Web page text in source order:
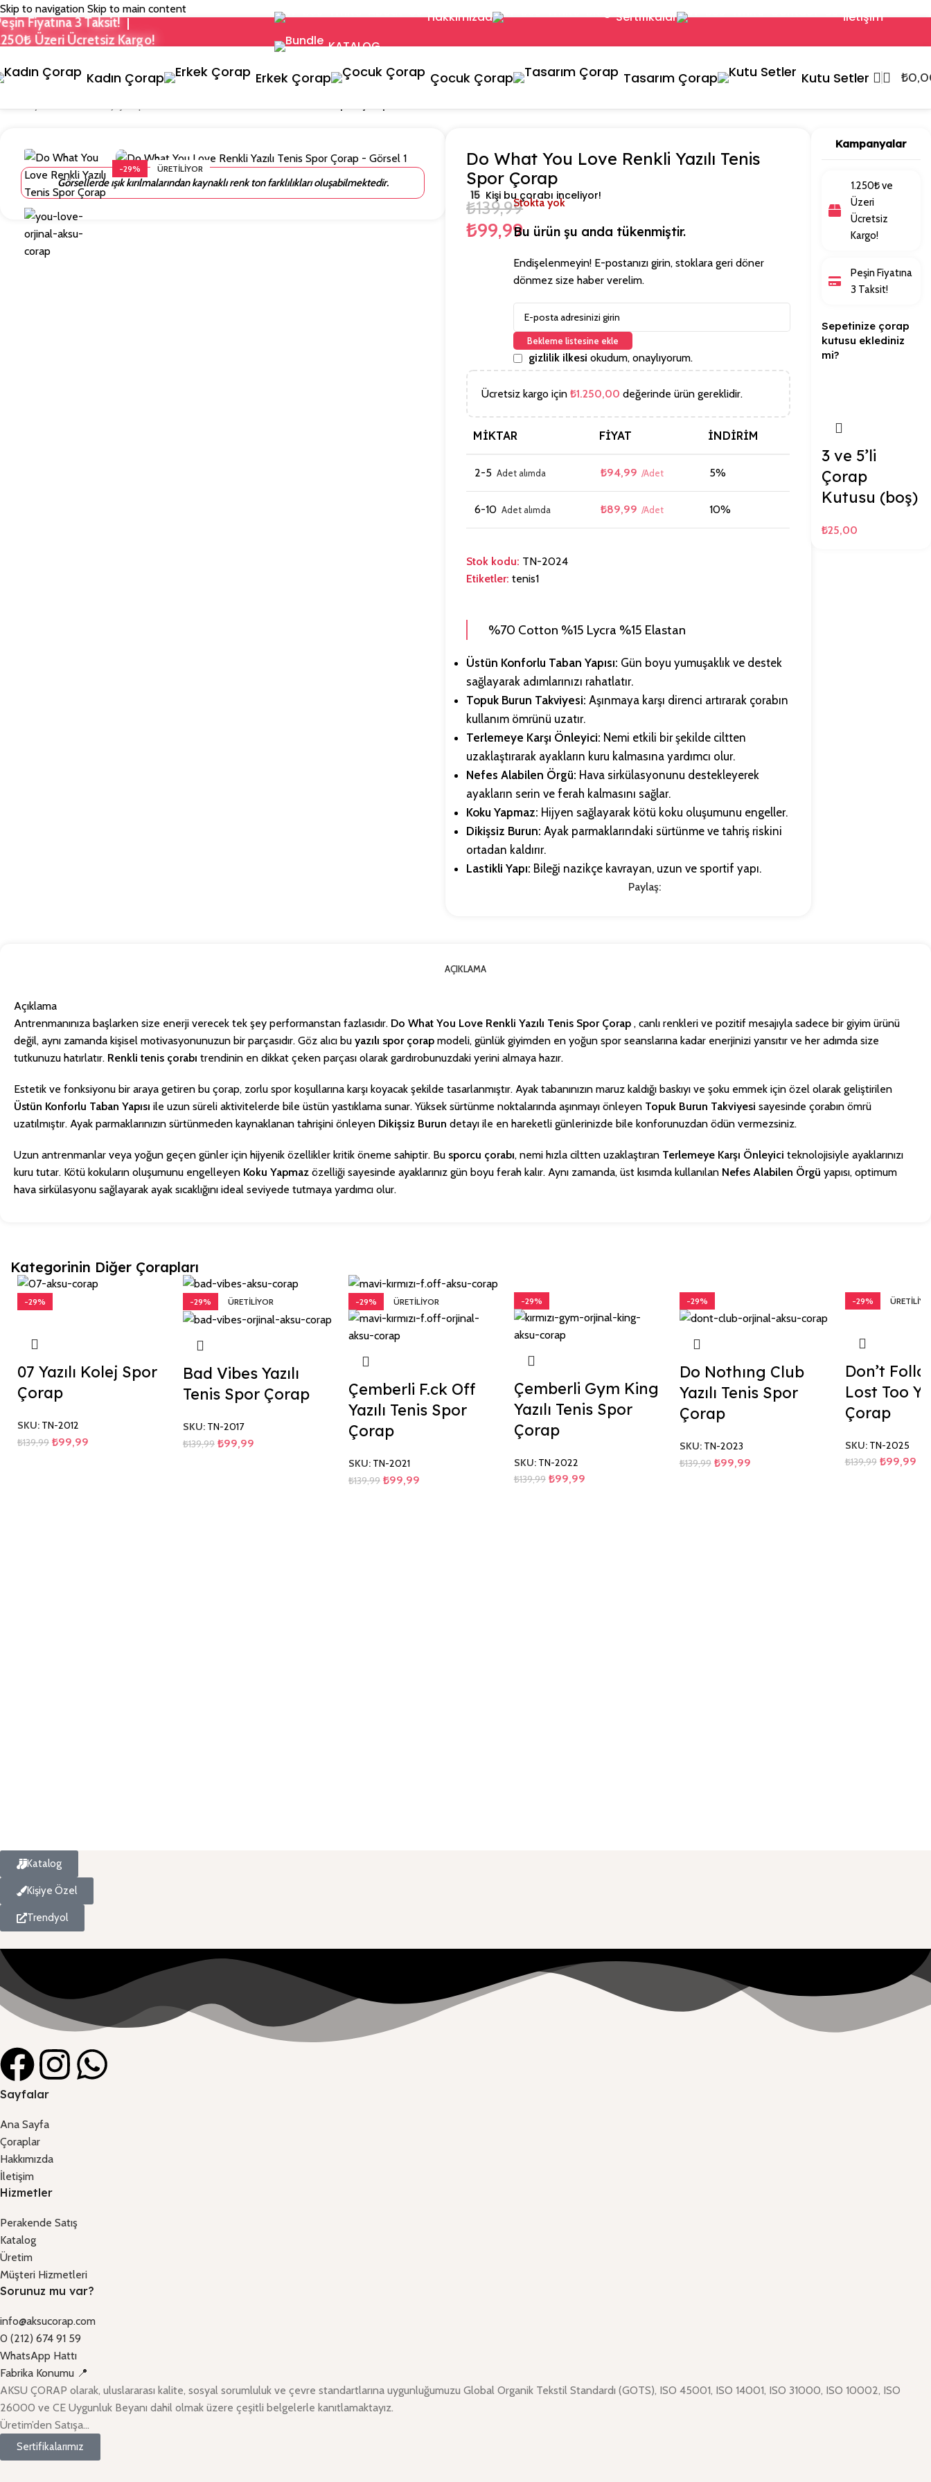
Skip to navigation Skip to main content
Fiyatına 3 Taksit! |
Üzeri Ücretsiz Kargo!
Hakkımızda Sertifikalar
İletişim
KATALOG
Kadın Çorap Erkek Çorap Çocuk Çorap Tasarım Çorap Kutu Setler ₺
-29% ÜRETILIYOR
Görsellerde ışık kırılmalarından kaynaklı renk ton farklılıkları oluşabilmektedir.
Do What You Love Renkli Yazılı Tenis
Spor Çorap
15 Kişi bu çorabı inceliyor!
₺139,99
₺99,99
Stokta yok
Bu ürün şu anda tükenmiştir.
Endişelenmeyin! E-postanızı girin, stoklara geri döner
dönmez size haber verelim.
Bekleme listesine ekle
gizlilik ilkesi okudum, onaylıyorum.
Ücretsiz kargo için₺1.250,00 değerinde ürün gereklidir.
MIKTAR FIYAT İNDIRIM
2-5 ₺94,99 5%
6-10 ₺89,99 10%
Stok kodu: TN-2024
Etiketler: tenis1
%70 Cotton %15 Lycra %15 Elastan
Üstün Konforlu Taban Yapısı: Gün boyu yumuşaklık ve destek
sağlayarak adımlarınızı rahatlatır.
Topuk Burun Takviyesi: Aşınmaya karşı direnci artırarak çorabın
kullanım ömrünü uzatır.
Terlemeye Karşı Önleyici: Nemi etkili bir şekilde ciltten
uzaklaştırarak ayakların kuru kalmasına yardımcı olur.
Nefes Alabilen Örgü: Hava sirkülasyonunu destekleyerek
ayakların serin ve ferah kalmasını sağlar.
Koku Yapmaz: Hijyen sağlayarak kötü koku oluşumunu engeller.
Dikişsiz Burun: Ayak parmaklarındaki sürtünme ve tahriş riskini
ortadan kaldırır.
Lastikli Yapı: Bileği nazikçe kavrayan, uzun ve sportif yapı.
Paylaş:
Kampanyalar
1.250₺ ve
Üzeri
Ücretsiz
Kargo!
Peşin Fiyatına
3 Taksit!
Sepetinize çorap
kutusu eklediniz
mi?
3 ve 5’li
Çorap
Kutusu (boş)
₺25,00
AÇIKLAMA
Açıklama
Antrenmanınıza başlarken size enerji verecek tek şey performanstan fazlasıdır. Do What You Love Renkli Yazılı Tenis Spor Çorap , canlı renkleri ve pozitif mesajıyla sadece bir giyim ürünü
değil, aynı zamanda kişisel motivasyonunuzun bir parçasıdır. Göz alıcı bu yazılı spor çorap modeli, günlük giyimden en yoğun spor seanslarına kadar enerjinizi yansıtır ve her adımda size
tutkunuzu hatırlatır. Renkli tenis çorabı trendinin en dikkat çeken parçası olarak gardırobunuzdaki yerini almaya hazır.
Estetik ve fonksiyonu bir araya getiren bu çorap, zorlu spor koşullarına karşı koyacak şekilde tasarlanmıştır. Ayak tabanınızın maruz kaldığı baskıyı ve şoku emmek için özel olarak geliştirilen
Üstün Konforlu Taban Yapısı ile uzun süreli aktivitelerde bile üstün yastıklama sunar. Yüksek sürtünme noktalarında aşınmayı önleyen Topuk Burun Takviyesi sayesinde çorabın ömrü
uzatılmıştır. Ayak parmaklarınızın sürtünmeden kaynaklanan tahrişini önleyen Dikişsiz Burun detayı ile en hareketli günlerinizde bile konforunuzdan ödün vermezsiniz.
Uzun antrenmanlar veya yoğun geçen günler için hijyenik özellikler kritik öneme sahiptir. Bu sporcu çorabı, nemi hızla ciltten uzaklaştıran Terlemeye Karşı Önleyici teknolojisiyle ayaklarınızı
kuru tutar. Kötü kokuların oluşumunu engelleyen Koku Yapmaz özelliği sayesinde ayaklarınız gün boyu ferah kalır. Aynı zamanda, üst kısımda kullanılan Nefes Alabilen Örgü yapısı, optimum
hava sirkülasyonu sağlayarak ayak sıcaklığını ideal seviyede tutmaya yardımcı olur.
Kategorinin Diğer Çorapları
-29%
07 Yazılı Kolej Spor
Çorap
SKU: TN-2012
₺139,99 ₺99,99
-29% ÜRETILIYOR
Bad Vibes Yazılı
Tenis Spor Çorap
SKU: TN-2017
₺139,99 ₺99,99
-29% ÜRETILIYOR
Çemberli F.ck Off
Yazılı Tenis Spor
Çorap
SKU: TN-2021
₺139,99 ₺99,99
-29%
Çemberli Gym King
Yazılı Tenis Spor
Çorap
SKU: TN-2022
₺139,99 ₺99,99
-29%
Do Nothıng Club
Yazılı Tenis Spor
Çorap
SKU: TN-2023
₺139,99 ₺99,99
-29%
Don’t
Lost Too
Çorap
SKU: TN-2025
₺139,99 ₺99,99
Katalog
Kişiye Özel
Trendyol
Sayfalar
Ana Sayfa
Çoraplar
Hakkımızda
İletişim
Hizmetler
Perakende Satış
Katalog
Üretim
Müşteri Hizmetleri
Sorunuz mu var?
info@aksucorap.com
0 (212) 674 91 59
WhatsApp Hattı
Fabrika Konumu 📍
AKSU ÇORAP olarak, uluslararası kalite, sosyal sorumluluk ve çevre standartlarına uygunluğumuzu Global Organik Tekstil Standardı (GOTS), ISO 45001, ISO 14001, ISO 31000, ISO 10002, ISO
26000 ve CE Uygunluk Beyanı dahil olmak üzere çeşitli belgelerle kanıtlamaktayız.
Üretim’den Satışa…
Sertifikalarımız